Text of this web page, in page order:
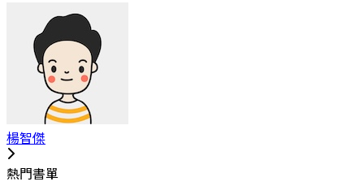
楊智傑
熱門書單